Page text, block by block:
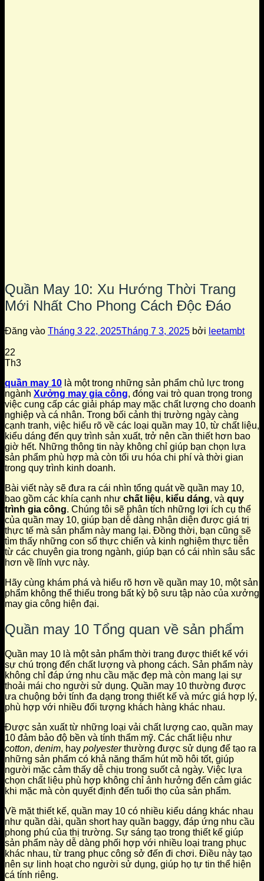
Quần May 10: Xu Hướng Thời Trang
Mới Nhất Cho Phong Cách Độc Đáo
Đăng vào Tháng 3 22, 2025Tháng 7 3, 2025 bởi leetambt
22
Th3
quần may 10 là một trong những sản phẩm chủ lực trong
ngành Xưởng may gia công, đóng vai trò quan trọng trong
việc cung cấp các giải pháp may mặc chất lượng cho doanh
nghiệp và cá nhân. Trong bối cảnh thị trường ngày càng
cạnh tranh, việc hiểu rõ về các loại quần may 10, từ chất liệu,
kiểu dáng đến quy trình sản xuất, trở nên cần thiết hơn bao
giờ hết. Những thông tin này không chỉ giúp bạn chọn lựa
sản phẩm phù hợp mà còn tối ưu hóa chi phí và thời gian
trong quy trình kinh doanh.
Bài viết này sẽ đưa ra cái nhìn tổng quát về quần may 10,
bao gồm các khía cạnh như chất liệu, kiểu dáng, và quy
trình gia công. Chúng tôi sẽ phân tích những lợi ích cụ thể
của quần may 10, giúp bạn dễ dàng nhận diện được giá trị
thực tế mà sản phẩm này mang lại. Đồng thời, bạn cũng sẽ
tìm thấy những con số thực chiến và kinh nghiệm thực tiễn
từ các chuyên gia trong ngành, giúp bạn có cái nhìn sâu sắc
hơn về lĩnh vực này.
Hãy cùng khám phá và hiểu rõ hơn về quần may 10, một sản
phẩm không thể thiếu trong bất kỳ bộ sưu tập nào của xưởng
may gia công hiện đại.
Quần may 10 Tổng quan về sản phẩm
Quần may 10 là một sản phẩm thời trang được thiết kế với
sự chú trọng đến chất lượng và phong cách. Sản phẩm này
không chỉ đáp ứng nhu cầu mặc đẹp mà còn mang lại sự
thoải mái cho người sử dụng. Quần may 10 thường được
ưa chuộng bởi tính đa dạng trong thiết kế và mức giá hợp lý,
phù hợp với nhiều đối tượng khách hàng khác nhau.
Được sản xuất từ những loại vải chất lượng cao, quần may
10 đảm bảo độ bền và tính thẩm mỹ. Các chất liệu như
cotton, denim, hay polyesterthường được sử dụng để tạo ra
những sản phẩm có khả năng thấm hút mồ hôi tốt, giúp
người mặc cảm thấy dễ chịu trong suốt cả ngày. Việc lựa
chọn chất liệu phù hợp không chỉ ảnh hưởng đến cảm giác
khi mặc mà còn quyết định đến tuổi thọ của sản phẩm.
Về mặt thiết kế, quần may 10 có nhiều kiểu dáng khác nhau
như quần dài, quần short hay quần baggy, đáp ứng nhu cầu
phong phú của thị trường. Sự sáng tạo trong thiết kế giúp
sản phẩm này dễ dàng phối hợp với nhiều loại trang phục
khác nhau, từ trang phục công sở đến đi chơi. Điều này tạo
nên sự linh hoạt cho người sử dụng, giúp họ tự tin thể hiện
cá tính riêng.